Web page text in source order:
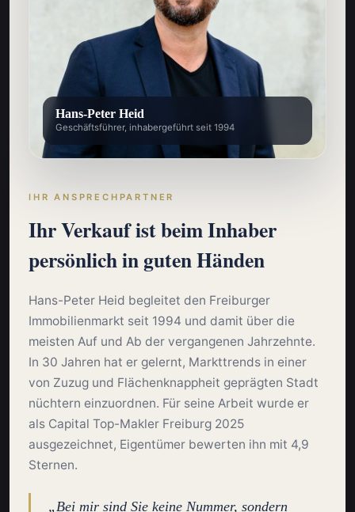
Hans-Peter Heid
Geschäftsführer, inhabergeführt seit 1994
IHR ANSPRECHPARTNER
Ihr Verkauf ist beim Inhaber
persönlich in guten Händen
Hans-Peter Heid begleitet den Freiburger
Immobilienmarkt seit 1994 und damit über die
meisten Auf und Ab der vergangenen Jahrzehnte.
In 30 Jahren hat er gelernt, Markttrends in einer
von Zuzug und Flächenknappheit geprägten Stadt
nüchtern einzuordnen. Für seine Arbeit wurde er
als Capital Top-Makler Freiburg 2025
ausgezeichnet, Eigentümer bewerten ihn mit 4,9
Sternen.
„Bei mir sind Sie keine Nummer, sondern